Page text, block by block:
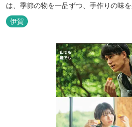
は、季節の物を一品ずつ、手作りの味
（宿泊一日一組）
伊賀